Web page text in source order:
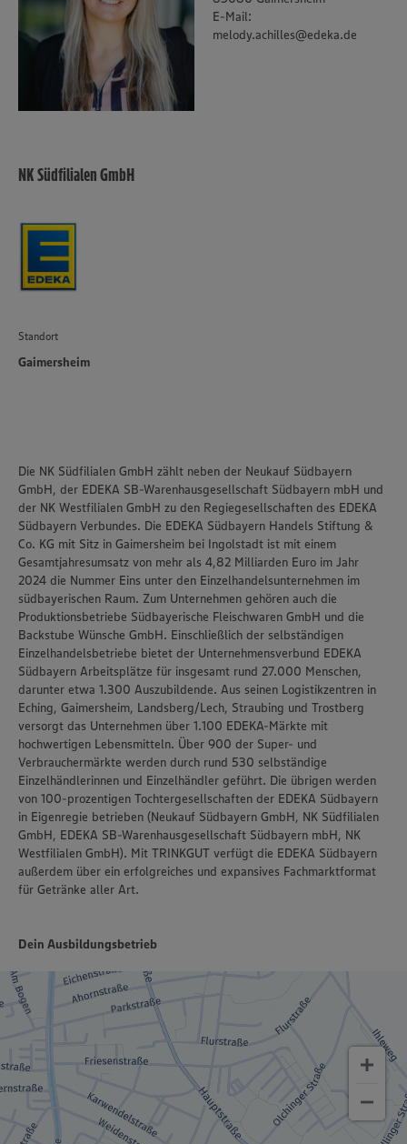
E-Mail:
melody.achilles@edeka.de
NK Südfilialen GmbH
Standort
Gaimersheim
Die NK Südfilialen GmbH zählt neben der Neukauf Südbayern
GmbH, der EDEKA SB-Warenhausgesellschaft Südbayern mbH und
der NK Westfilialen GmbH zu den Regiegesellschaften des EDEKA
Südbayern Verbundes. Die EDEKA Südbayern Handels Stiftung &
Co. KG mit Sitz in Gaimersheim bei Ingolstadt ist mit einem
Gesamtjahresumsatz von mehr als 4,82 Milliarden Euro im Jahr
2024 die Nummer Eins unter den Einzelhandelsunternehmen im
südbayerischen Raum. Zum Unternehmen gehören auch die
Produktionsbetriebe Südbayerische Fleischwaren GmbH und die
Backstube Wünsche GmbH. Einschließlich der selbständigen
Einzelhandelsbetriebe bietet der Unternehmensverbund EDEKA
Südbayern Arbeitsplätze für insgesamt rund 27.000 Menschen,
darunter etwa 1.300 Auszubildende. Aus seinen Logistikzentren in
Eching, Gaimersheim, Landsberg/Lech, Straubing und Trostberg
versorgt das Unternehmen über 1.100 EDEKA-Märkte mit
hochwertigen Lebensmitteln. Über 900 der Super- und
Verbrauchermärkte werden durch rund 530 selbständige
Einzelhändlerinnen und Einzelhändler geführt. Die übrigen werden
von 100-prozentigen Tochtergesellschaften der EDEKA Südbayern
in Eigenregie betrieben (Neukauf Südbayern GmbH, NK Südfilialen
GmbH, EDEKA SB-Warenhausgesellschaft Südbayern mbH, NK
Westfilialen GmbH). Mit TRINKGUT verfügt die EDEKA Südbayern
außerdem über ein erfolgreiches und expansives Fachmarktformat
für Getränke aller Art.
Dein Ausbildungsbetrieb